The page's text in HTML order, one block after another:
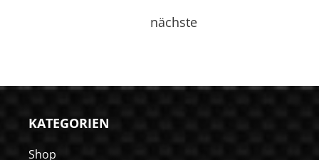
nächste
KATEGORIEN
Shop